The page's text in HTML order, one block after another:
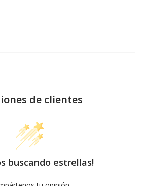
de clientes
buscando estrellas!